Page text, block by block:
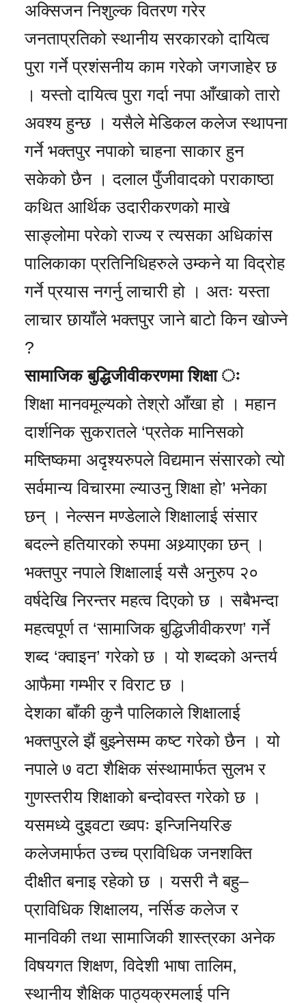
अक्सिजन निशुल्क वितरण गरेर
जनताप्रतिको स्थानीय सरकारको दायित्व
पुरा गर्ने प्रशंसनीय काम गरेको जगजाहेर छ
। यस्तो दायित्व पुरा गर्दा नपा आँखाको तारो
अवश्य हुन्छ । यसैले मेडिकल कलेज स्थापना
गर्ने भक्तपुर नपाको चाहना साकार हुन
सकेको छैन । दलाल पुँजीवादको पराकाष्ठा
कथित आर्थिक उदारीकरणको माखे
साङ्लोमा परेको राज्य र त्यसका अधिकांस
पालिकाका प्रतिनिधिहरुले उम्कने या विद्रोह
गर्ने प्रयास नगर्नु लाचारी हो । अतः यस्ता
लाचार छायाँले भक्तपुर जाने बाटो किन खोज्ने
?
सामाजिक बुद्धिजीवीकरणमा शिक्षा ः
शिक्षा मानवमूल्यको तेश्रो आँखा हो । महान
दार्शनिक सुकरातले ‘प्रतेक मानिसको
मष्तिष्कमा अदृश्यरुपले विद्यमान संसारको त्यो
सर्वमान्य विचारमा ल्याउनु शिक्षा हो’ भनेका
छन् । नेल्सन मण्डेलाले शिक्षालाई संसार
बदल्ने हतियारको रुपमा अथ्र्याएका छन् ।
भक्तपुर नपाले शिक्षालाई यसै अनुरुप २०
वर्षदेखि निरन्तर महत्व दिएको छ । सबैभन्दा
महत्वपूर्ण त ‘सामाजिक बुद्धिजीवीकरण’ गर्ने
शब्द ‘क्वाइन’ गरेको छ । यो शब्दको अन्तर्य
आफैमा गम्भीर र विराट छ ।
देशका बाँकी कुनै पालिकाले शिक्षालाई
भक्तपुरले झैं बुझ्नेसम्म कष्ट गरेको छैन । यो
नपाले ७ वटा शैक्षिक संस्थामार्फत सुलभ र
गुणस्तरीय शिक्षाको बन्दोवस्त गरेको छ ।
यसमध्ये दुइवटा ख्वपः इन्जिनियरिङ
कलेजमार्फत उच्च प्राविधिक जनशक्ति
दीक्षीत बनाइ रहेको छ । यसरी नै बहु–
प्राविधिक शिक्षालय, नर्सिङ कलेज र
मानविकी तथा सामाजिकी शास्त्रका अनेक
विषयगत शिक्षण, विदेशी भाषा तालिम,
स्थानीय शैक्षिक पाठ्यक्रमलाई पनि